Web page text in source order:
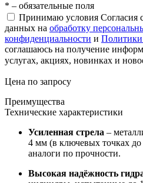
* – обязательные поля
Принимаю условия Согласия
данных на обработку
конфиденциальности и
соглашаюсь на получение
услугах, акциях, новинках и
Цена по запросу
Преимущества
Технические характеристики
Усиленная стрела –
4 мм (в ключевых точках
аналоги по прочности.
Высокая надёжность